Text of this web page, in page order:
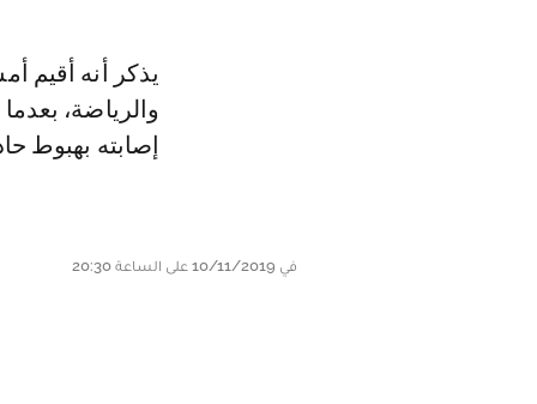
يذكر أنه أقيم
إصابته بهبوط
في 10/11/2019 على الساعة 20:30